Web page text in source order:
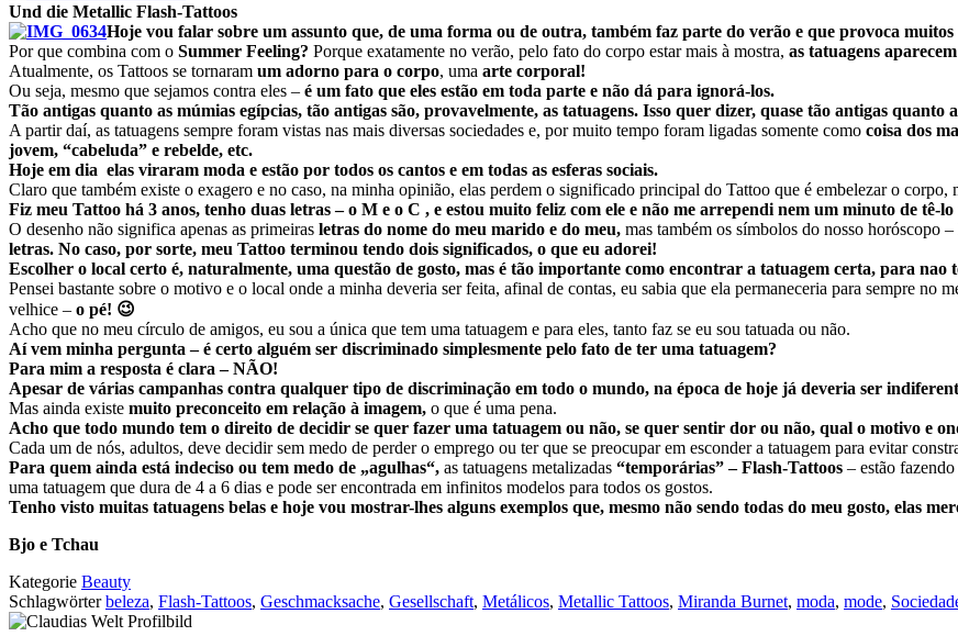
Und die Metallic Flash-Tattoos
Hoje vou falar sobre um assunto que, de uma forma ou de outra, também faz parte do verão e que provoca muitos
Por que combina com o Summer Feeling? Porque exatamente no verão, pelo fato do corpo estar mais à mostra, as tatuagens
Atualmente, os Tattoos se tornaram um adorno para o corpo, uma arte corporal!
Ou seja, mesmo que sejamos contra eles – é um fato que eles estão em toda parte e não dá para ignorá-los.
Tão antigas quanto as múmias egípcias, tão antigas são, provavelmente, as tatuagens. Isso quer dizer, quase tão antigas
A partir daí, as tatuagens sempre foram vistas nas mais diversas sociedades e, por muito tempo foram ligadas somente como coisa dos
jovem, “cabeluda” e rebelde, etc.
Hoje em dia elas viraram moda e estão por todos os cantos e em todas as esferas sociais.
Claro que também existe o exagero e no caso, na minha opinião, elas perdem o significado principal do Tattoo que é embelezar o
Fiz meu Tattoo há 3 anos, tenho duas letras – o M e o C , e estou muito feliz com ele e não me arrependi nem um minuto de tê-lo
O desenho não significa apenas as primeiras letras do nome do meu marido e do meu, mas também os símbolos do nosso horóscopo –
letras. No caso, por sorte, meu Tattoo terminou tendo dois significados, o que eu adorei!
Escolher o local certo é, naturalmente, uma questão de gosto, mas é tão importante como encontrar a tatuagem certa, para
Pensei bastante sobre o motivo e o local onde a minha deveria ser feita, afinal de contas, eu sabia que ela permaneceria para sempre no
velhice – o pé! 😉
Acho que no meu círculo de amigos, eu sou a única que tem uma tatuagem e para eles, tanto faz se eu sou tatuada ou não.
Aí vem minha pergunta – é certo alguém ser discriminado simplesmente pelo fato de ter uma tatuagem?
Para mim a resposta é clara – NÃO!
Apesar de várias campanhas contra qualquer tipo de discriminação em todo o mundo, na época de hoje já deveria ser
Mas ainda existe muito preconceito em relação à imagem, o que é uma pena.
Acho que todo mundo tem o direito de decidir se quer fazer uma tatuagem ou não, se quer sentir dor ou não, qual o motivo e
Cada um de nós, adultos, deve decidir sem medo de perder o emprego ou ter que se preocupar em esconder a tatuagem para evitar
Para quem ainda está indeciso ou tem medo de „agulhas“, as tatuagens metalizadas “temporárias” – Flash-Tattoos – estão
uma tatuagem que dura de 4 a 6 dias e pode ser encontrada em infinitos modelos para todos os gostos.
Tenho visto muitas tatuagens belas e hoje vou mostrar-lhes alguns exemplos que, mesmo não sendo todas do meu gosto, elas
Bjo e Tchau
Kategorie Beauty
Schlagwörterbeleza, Flash-Tattoos, Geschmacksache, Gesellschaft, Metálicos, Metallic Tattoos, Miranda Burnet, moda, mode,